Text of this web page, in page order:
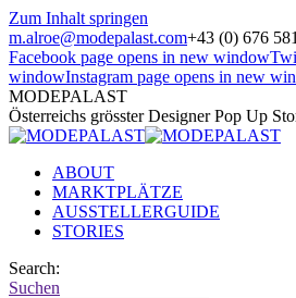
Zum Inhalt springen
m.alroe@modepalast.com+43 (0) 676
Facebook page opens in new window
windowInstagram page opens in new
MODEPALAST
Österreichs grösster Designer Pop Up
ABOUT
MARKTPLÄTZE
AUSSTELLERGUIDE
STORIES
Search:
Suchen